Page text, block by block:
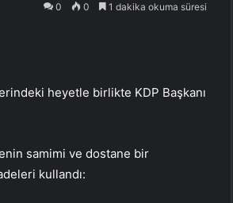
0 0 1 dakika okuma süresi
heyetle birlikte KDP Başkanı
samimi ve dostane bir
kullandı: